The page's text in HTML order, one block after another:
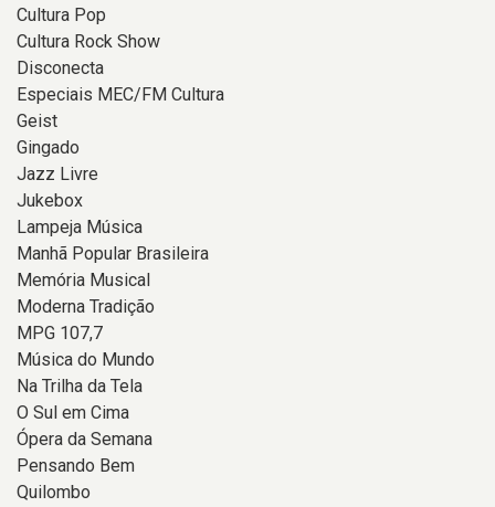
Cultura Pop
Cultura Rock Show
Disconecta
Especiais MEC/FM Cultura
Geist
Gingado
Jazz Livre
Jukebox
Lampeja Música
Manhã Popular Brasileira
Memória Musical
Moderna Tradição
MPG 107,7
Música do Mundo
Na Trilha da Tela
O Sul em Cima
Ópera da Semana
Pensando Bem
Quilombo